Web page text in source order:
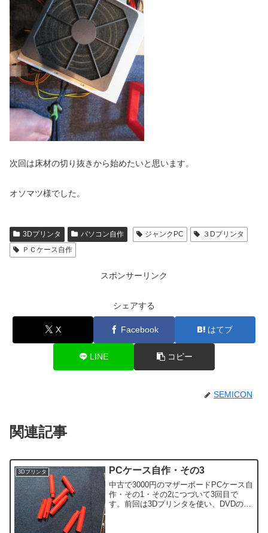
次回は床材の切り抜きから始めたいと思います。
オソマツ様でした。
3Dプリンタ パソコン自作 ジャンクPC
３Dプリンタ
ＰＣケース自作
スポンサーリンク
シェアする
X Facebook はてブ
LINE コピー
SEMICON
関連記事
3Dプリンタ PCケース自作・その3
中古で3000円のマザーボードPCケース自
作・その1・その2につづいて3回目で
す。前回は3Dプリンタを使い、DVDの固